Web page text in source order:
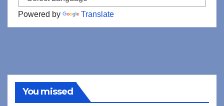
Powered by Translate
You missed